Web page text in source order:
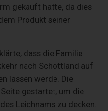
gekauft hatte, da dies
Produkt seiner
dass die Familie
nach Schottland auf
lassen werde. Die
gestartet, um die
Leichnams zu decken.